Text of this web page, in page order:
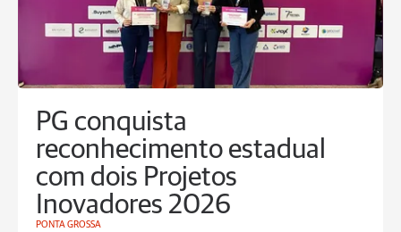
PG conquista
reconhecimento estadual
com dois Projetos
Inovadores 2026
PONTA GROSSA